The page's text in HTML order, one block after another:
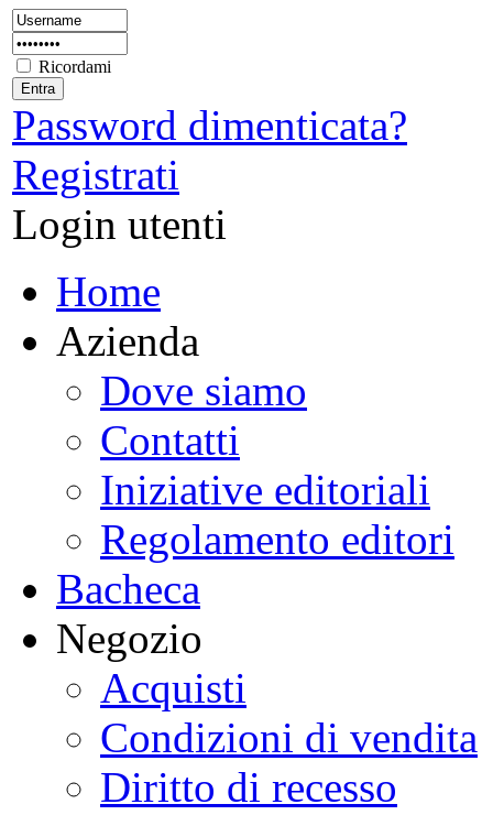
Ricordami
Password dimenticata?
Registrati
Login utenti
Home
Azienda
Dove siamo
Contatti
Iniziative editoriali
Regolamento editori
Bacheca
Negozio
Acquisti
Condizioni di vendita
Diritto di recesso